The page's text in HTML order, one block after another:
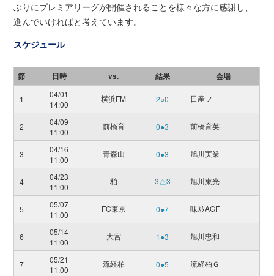
ぶりにプレミアリーグが開催されることを様々な方に感謝し、
進んでいければと考えています。
スケジュール
節 日時 vs. 結果 会場
1
04/01
14:00
横浜FM 2○0 日産フ
2
04/09
11:00
前橋育 0●3 前橋育英
3
04/16
11:00
青森山 0●3 旭川実業
4
04/23
11:00
柏 3△3 旭川東光
5
05/07
11:00
FC東京 0●7 味ｽﾀAGF
6
05/14
11:00
大宮 1●3 旭川忠和
7
05/21
11:00
流経柏 0●5 流経柏Ｇ